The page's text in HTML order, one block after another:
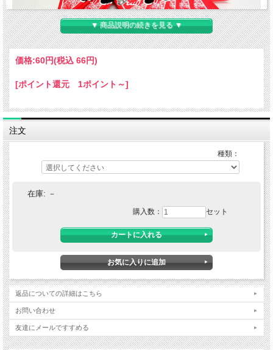
1等を開いたところの写真です。
商品サイズ約８．７×８．７×１２．３cm。
ご注意！（必ず下記内容を読み、ご了承の上、ご
注文下さい。）
任は負いません。
メーカーサイドとしましても、それらの責任は一切負わない意向です。
従いまして、三角くじのご使用者はその点を十分にご理解の上、注意してご使用下
さい。
豪華商品の当るくじは、別売りのオープン三角くじを使い、印などを押して作成し
たり、
多くの当りを出す場合など、担当者が確認をしながら少しずつ使用する等のご配慮
▼ 商品説明の続きを見る ▼
価格:60円(税込 66円)
[ポイント還元 1ポイント～]
注文
種類：
在庫: －
購入数： セット
返品についての詳細はこちら
お問い合わせ
友達にメールですすめる